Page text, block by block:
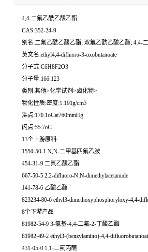
4,4-二氟乙酰乙酸乙酯
CAS:352-24-9
别名:二氟乙酰乙酸乙酯; 双氟乙酰乙酸乙酯; 4,4-
英文名:ethyl4,4-difluoro-3-oxobutanoate
分子式:C6H8F2O3
分子量:166.123
类别:其他>化学试剂>卤化物>
物化性质:密度:1.191g/cm3
沸点:170.1oCat760mmHg
闪点:55.7oC
13个上游原料
1550-50-1 N,N-二甲基四氟乙胺
454-31-9 二氟乙酸乙酯
667-50-5 2,2-difluoro-N,N-dimethylacetamide
141-78-6 乙酸乙酯
823234-80-6 ethyl3-dimethoxyphosphoryloxy-4,4-
8个下游产品
81982-54-9 3-氨基-4,4-二氟-2-丁酸乙酯
81982-49-2 ethyl3-(benzylamino)-4,4-
431-05-0 1,1-二氟丙酮